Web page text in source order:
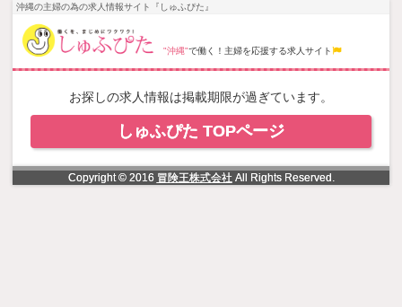
NowLoading
沖縄の主婦の為の求人情報サイト『しゅふぴた』
"沖縄"で働く！主婦を応援する求人サイト
お探しの求人情報は掲載期限が過ぎています。
しゅふぴた TOPページ
Copyright © 2016 冒険王株式会社All Rights Reserved.